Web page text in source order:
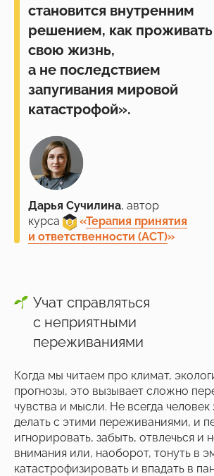
становится внутренним
решением, как проживать
свою жизнь,
а не последствием
запугивания мировой
катастрофой».
Дарья Сучилина, автор
курса ___ «Терапия принятия
и ответственности (АСТ)»
Учат справляться
с неприятными
переживаниями
Когда мы читаем про климат,
прогнозы, это вызывает сложно
чувства и мысли. Не всегда человек
делать с этими переживаниями, и
игнорировать, забыть, отвлечься и
внимания или, наоборот, тонуть в
катастрофизировать и впадать в